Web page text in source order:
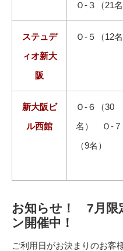
Ｏ-３（21名
ステュデ
ィオ新大
阪
Ｏ-５（12名
新大阪ビ
ル西館
Ｏ-６（30
名） Ｏ-７
（9名）
お知らせ！ 7月限
ン開催中！
ご利用日がお決まりのお客